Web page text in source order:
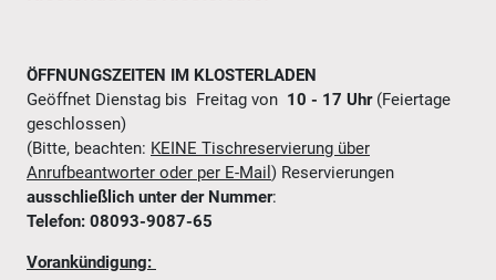
ÖFFNUNGSZEITEN IM KLOSTERLADEN
Geöffnet Dienstag bis Freitag von 10 - 17 Uhr (Feiertage
geschlossen)
(Bitte, beachten: KEINE Tischreservierung über
Anrufbeantworter oder per E-Mail ) Reservierungen
ausschließlich unter der Nummer:
Telefon: 08093-9087-65
Vorankündigung: